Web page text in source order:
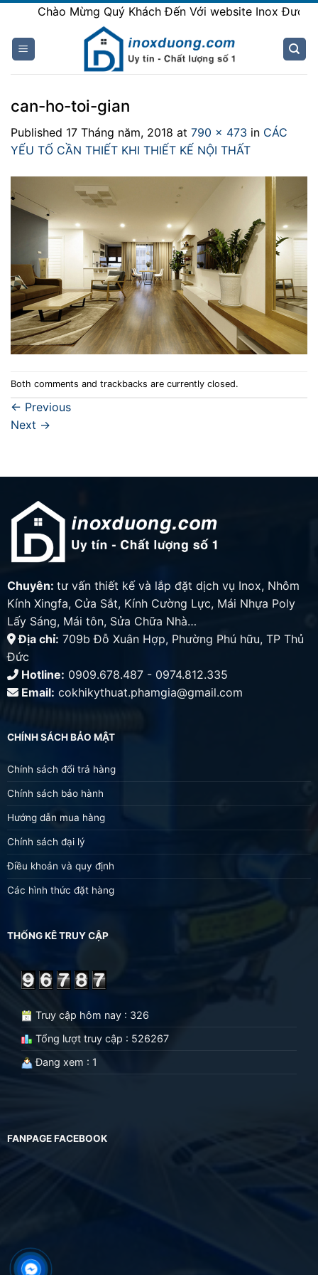
content
Chào Mừng Quý Khách Đến Với website Inox Đương
can-ho-toi-gian
Published 17 Tháng năm, 2018 at 790 × 473 in CÁC
YẾU TỐ CẦN THIẾT KHI THIẾT KẾ NỘI THẤT
Both comments and trackbacks are currently closed.
← Previous
Next →
Chuyên: tư vấn thiết kế và lắp đặt dịch vụ Inox, Nhôm
Kính Xingfa, Cửa Sắt, Kính Cường Lực, Mái Nhựa Poly
Lấy Sáng, Mái tôn, Sửa Chữa Nhà…
Địa chỉ: 709b Đỗ Xuân Hợp, Phường Phú hữu, TP Thủ
Đức
Hotline: 0909.678.487 - 0974.812.335
Email: cokhikythuat.phamgia@gmail.com
CHÍNH SÁCH BẢO MẬT
Chính sách đổi trả hàng
Chính sách bảo hành
Hướng dẫn mua hàng
Chính sách đại lý
Điều khoản và quy định
Các hình thức đặt hàng
THỐNG KÊ TRUY CẬP
Truy cập hôm nay : 326
Tổng lượt truy cập : 526267
Đang xem : 1
FANPAGE FACEBOOK